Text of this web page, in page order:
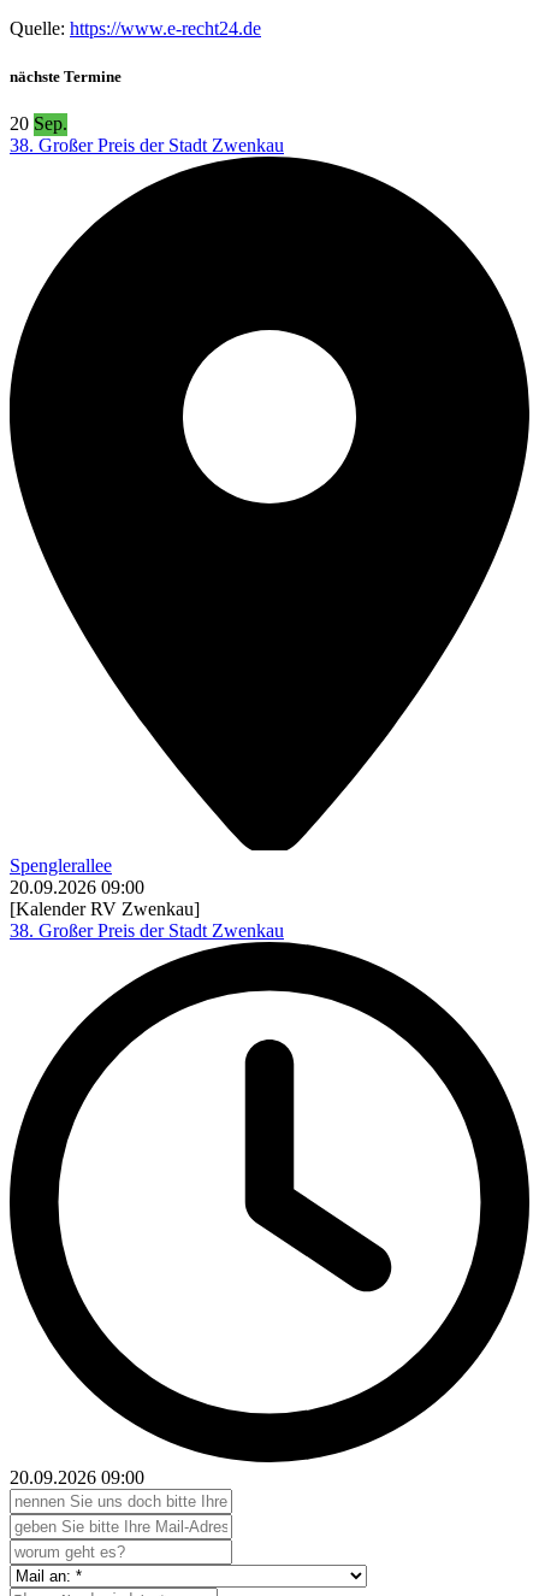
Quelle: https://www.e-recht24.de
nächste Termine
20 Sep.
38. Großer Preis der Stadt Zwenkau
Spenglerallee
20.09.2026 09:00
[Kalender RV Zwenkau]
38. Großer Preis der Stadt Zwenkau
20.09.2026 09:00